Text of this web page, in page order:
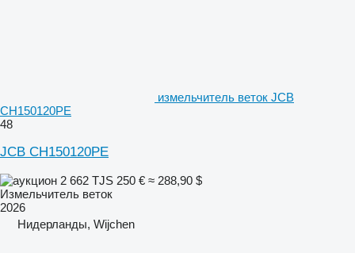
измельчитель веток JCB
CH150120PE
48
JCB CH150120PE
2 662 TJS 250 € ≈ 288,90 $
Измельчитель веток
2026
Нидерланды, Wijchen